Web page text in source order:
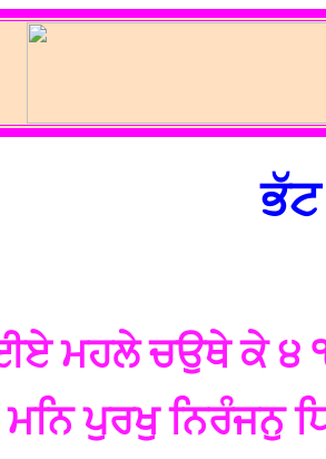
ਭੱਟ
ਮਹਲੇ ਚਉਥੇ ਕੇ ੪
ਪੁਰਖੁ ਨਿਰੰਜਨੁ